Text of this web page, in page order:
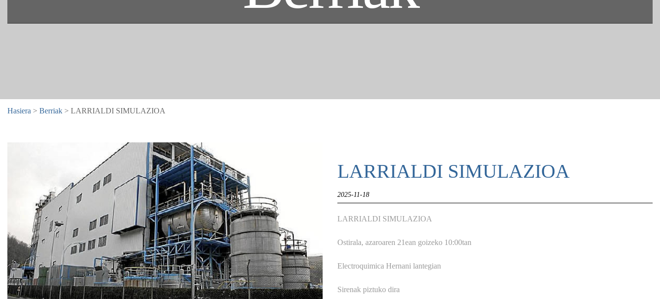
Hasiera > Berriak > LARRIALDI SIMULAZIOA
LARRIALDI SIMULAZIOA
2025-11-18
LARRIALDI SIMULAZIOA
Ostirala, azaroaren 21ean goizeko 10:00tan
Electroquimica Hernani lantegian
Sirenak piztuko dira